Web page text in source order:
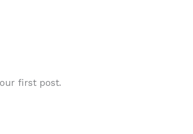
first post.